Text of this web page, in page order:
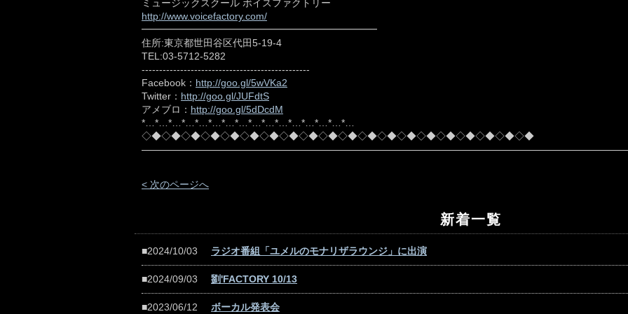
ミュージックスクール ボイスファクトリー
http://www.voicefactory.com/
━━━━━━━━━━━━━━━━━━━━━━━━
住所:東京都世田谷区代田5-19-4
TEL:03-5712-5282
------------------------------------------------
Facebook： http://goo.gl/5wVKa2
Twitter： http://goo.gl/JUFdtS
アメブロ： http://goo.gl/5dDcdM
*…*…*…*…*…*…*…*…*…*…*…*…*…*…*…*…
◇◆◇◆◇◆◇◆◇◆◇◆◇◆◇◆◇◆◇◆◇◆◇◆◇◆◇◆◇◆◇◆◇◆◇◆◇◆◇◆
< 次のページへ
新着一覧
■2024/10/03 ラジオ番組「ユメルのモナリザラウンジ」に出演
■2024/09/03 劉'FACTORY 10/13
■2023/06/12 ボーカル発表会